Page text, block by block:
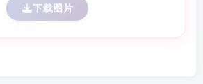
下载图片